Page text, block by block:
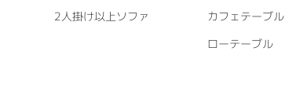
2人掛け以上ソファ カフェテーブル
ローテーブル